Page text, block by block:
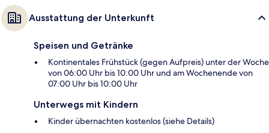
Ausstattung der Unterkunft
Speisen und Getränke
Kontinentales Frühstück (gegen Aufpreis) unter der Woche
von 06:00 Uhr bis 10:00 Uhr und am Wochenende von
07:00 Uhr bis 10:00 Uhr
Unterwegs mit Kindern
Kinder übernachten kostenlos (siehe Details)